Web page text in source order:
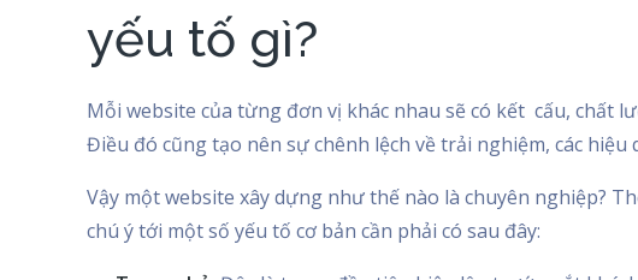
yếu tố gì?
Mỗi website của từng đơn vị khác nhau sẽ có kết cấu, chất
Điều đó cũng tạo nên sự chênh lệch về trải nghiệm, các
Vậy một website xây dựng như thế nào là chuyên nghiệp?
chú ý tới một số yếu tố cơ bản cần phải có sau đây: